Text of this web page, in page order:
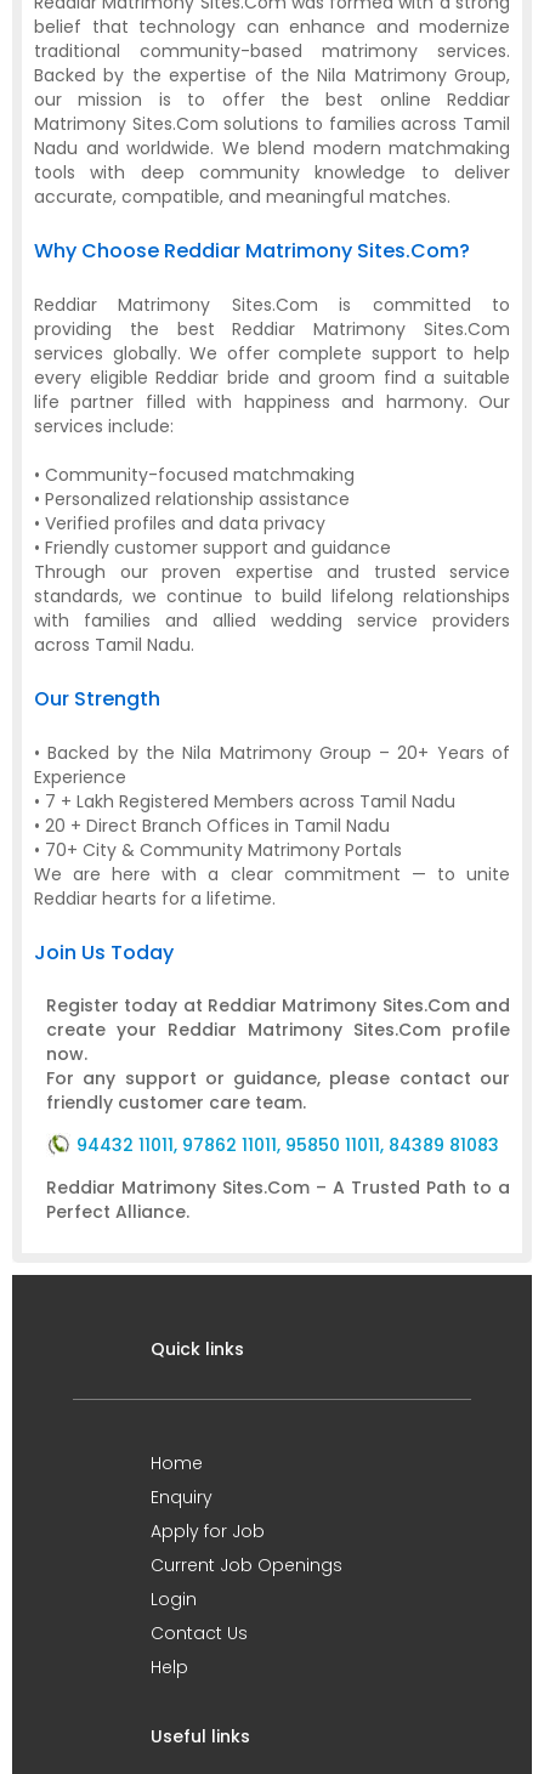
belief that technology can enhance and modernize
traditional community-based matrimony services.
Backed by the expertise of the Nila Matrimony Group,
our mission is to offer the best online Reddiar
Matrimony Sites.Com solutions to families across Tamil
Nadu and worldwide. We blend modern matchmaking
tools with deep community knowledge to deliver
accurate, compatible, and meaningful matches.
Why Choose Reddiar Matrimony Sites.Com?
Reddiar Matrimony Sites.Com is committed to
providing the best Reddiar Matrimony Sites.Com
services globally. We offer complete support to help
every eligible Reddiar bride and groom find a suitable
life partner filled with happiness and harmony. Our
services include:
• Community-focused matchmaking
• Personalized relationship assistance
• Verified profiles and data privacy
• Friendly customer support and guidance
Through our proven expertise and trusted service
standards, we continue to build lifelong relationships
with families and allied wedding service providers
across Tamil Nadu.
Our Strength
• Backed by the Nila Matrimony Group – 20+ Years of
Experience
• 7 + Lakh Registered Members across Tamil Nadu
• 20 + Direct Branch Offices in Tamil Nadu
• 70+ City & Community Matrimony Portals
We are here with a clear commitment — to unite
Reddiar hearts for a lifetime.
Join Us Today
Register today at Reddiar Matrimony Sites.Com and
create your Reddiar Matrimony Sites.Com profile
now.
For any support or guidance, please contact our
friendly customer care team.
94432 11011, 97862 11011, 95850 11011, 84389 81083
Reddiar Matrimony Sites.Com – A Trusted Path to a
Perfect Alliance.
Quick links
Home
Enquiry
Apply for Job
Current Job Openings
Login
Contact Us
Help
Useful links